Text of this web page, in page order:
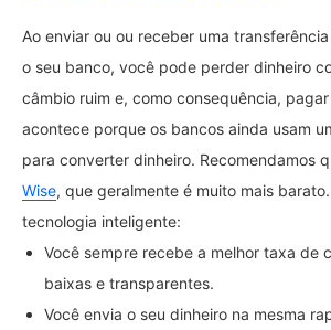
Ao enviar ou ou receber uma
o seu banco, você pode perder dinheiro
câmbio ruim e, como consequência,
acontece porque os bancos ainda usam
para converter dinheiro. Recomendamos
Wise, que geralmente é muito mais
tecnologia inteligente:
Você sempre recebe a melhor taxa de
baixas e transparentes.
Você envia o seu dinheiro na mesma